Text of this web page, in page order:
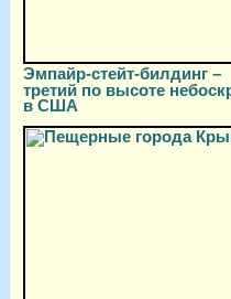
Эмпайр-стейт-билдинг –
третий по высоте
в США